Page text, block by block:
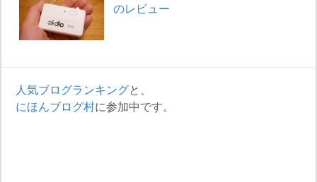
のレビュー
人気ブログランキングと、
にほんブログ村に参加中です。